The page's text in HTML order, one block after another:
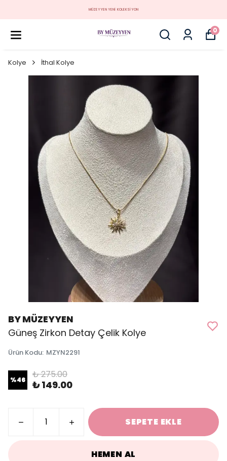
MÜZEYYEN YENİ KOLEKSİYON
0
Kolye İthal Kolye
BY MÜZEYYEN
Güneş Zirkon Detay Çelik Kolye
Ürün Kodu: MZYN2291
%46 ₺ 275.00
₺ 149.00
SEPETE EKLE
HEMEN AL